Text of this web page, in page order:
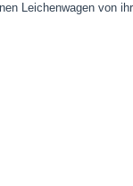
Leichenwagen von